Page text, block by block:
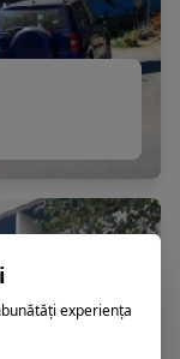
experiența